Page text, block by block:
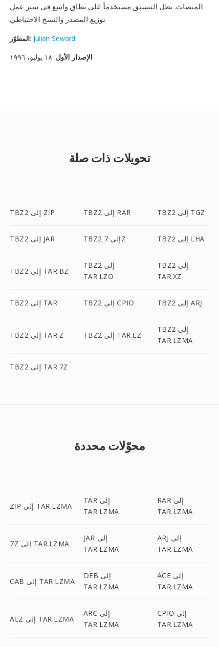
المنصات. يظل التنسيق مستخدماً على نطاق واسع في سير عمل
توزيع المصدر والنسخ الاحتياطي.
المطوّر: Julian Seward
الإصدار الأول: ١٨ يوليو، ١٩٩٦
تحويلات ذات صلة
TBZ2 إلى ZIP TBZ2 إلى RAR TBZ2 إلى TGZ
TBZ2 إلى JAR TBZ2 إلى 7Z TBZ2 إلى LHA
TBZ2 إلى TAR.BZ
TBZ2 إلى
TAR.LZO
TBZ2 إلى
TAR.XZ
TBZ2 إلى TAR TBZ2 إلى CPIO TBZ2 إلى ARJ
TBZ2 إلى TAR.Z TBZ2 إلى TAR.LZ
TBZ2 إلى
TAR.LZMA
TBZ2 إلى TAR.7Z
محوّلات محددة
ZIP إلى TAR.LZMA
TAR إلى
TAR.LZMA
RAR إلى
TAR.LZMA
7Z إلى TAR.LZMA
JAR إلى
TAR.LZMA
ARJ إلى
TAR.LZMA
CAB إلى TAR.LZMA
DEB إلى
TAR.LZMA
ACE إلى
TAR.LZMA
ALZ إلى TAR.LZMA
ARC إلى
TAR.LZMA
CPIO إلى
TAR.LZMA